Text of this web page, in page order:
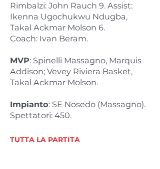
Rimbalzi: John Rauch 9. Assist:
Ikenna Ugochukwu Ndugba,
Takal Ackmar Molson 6.
Coach: Ivan Beram.
MVP: Spinelli Massagno, Marquis
Addison; Vevey Riviera Basket,
Takal Ackmar Molson.
Impianto: SE Nosedo (Massagno).
Spettatori: 450.
TUTTA LA PARTITA